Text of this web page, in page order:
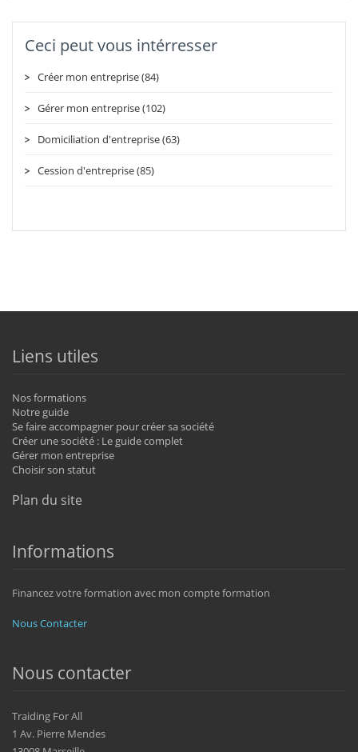
Ceci peut vous intérresser
Créer mon entreprise (84)
Gérer mon entreprise (102)
Domiciliation d'entreprise (63)
Cession d'entreprise (85)
Liens utiles
Nos formations
Notre guide
Se faire accompagner pour créer sa société
Créer une société : Le guide complet
Gérer mon entreprise
Choisir son statut
Plan du site
Informations
Financez votre formation avec mon compte formation
Nous Contacter
Nous contacter
Traiding For All
1 Av. Pierre Mendes